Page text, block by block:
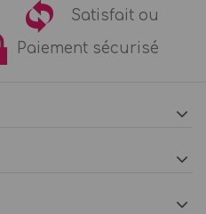
ancienne
Satisfait ou
Paiement sécurisé